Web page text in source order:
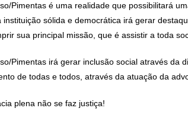
Pimentas é uma realidade que possibilitará
instituição sólida e democrática irá gerar
sua principal missão, que é assistir a toda
Pimentas irá gerar inclusão social através da
de todas e todos, através da atuação da
plena não se faz justiça!